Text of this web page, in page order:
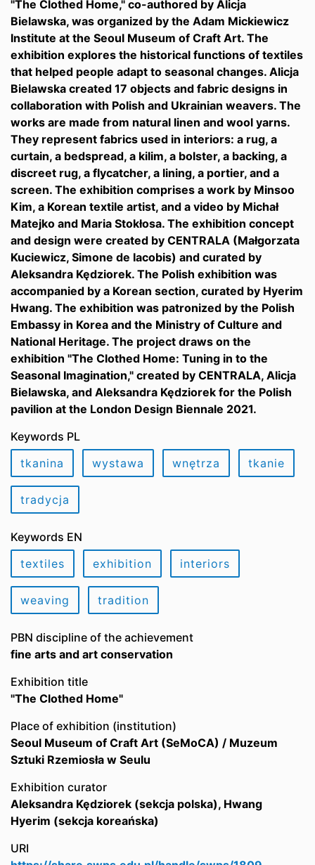
"The Clothed Home," co-authored by Alicja
Bielawska, was organized by the Adam Mickiewicz
Institute at the Seoul Museum of Craft Art. The
exhibition explores the historical functions of textiles
that helped people adapt to seasonal changes. Alicja
Bielawska created 17 objects and fabric designs in
collaboration with Polish and Ukrainian weavers. The
works are made from natural linen and wool yarns.
They represent fabrics used in interiors: a rug, a
curtain, a bedspread, a kilim, a bolster, a backing, a
discreet rug, a flycatcher, a lining, a portier, and a
screen. The exhibition comprises a work by Minsoo
Kim, a Korean textile artist, and a video by Michał
Matejko and Maria Stokłosa. The exhibition concept
and design were created by CENTRALA (Małgorzata
Kuciewicz, Simone de Iacobis) and curated by
Aleksandra Kędziorek. The Polish exhibition was
accompanied by a Korean section, curated by Hyerim
Hwang. The exhibition was patronized by the Polish
Embassy in Korea and the Ministry of Culture and
National Heritage. The project draws on the
exhibition "The Clothed Home: Tuning in to the
Seasonal Imagination," created by CENTRALA, Alicja
Bielawska, and Aleksandra Kędziorek for the Polish
pavilion at the London Design Biennale 2021.
Keywords PL
tkanina
wystawa wnętrza tkanie
tradycja
Keywords EN
textiles
exhibition interiors
weaving tradition
PBN discipline of the achievement
fine arts and art conservation
Exhibition title
"The Clothed Home"
Place of exhibition (institution)
Seoul Museum of Craft Art (SeMoCA) / Muzeum
Sztuki Rzemiosła w Seulu
Exhibition curator
Aleksandra Kędziorek (sekcja polska), Hwang
Hyerim (sekcja koreańska)
URI